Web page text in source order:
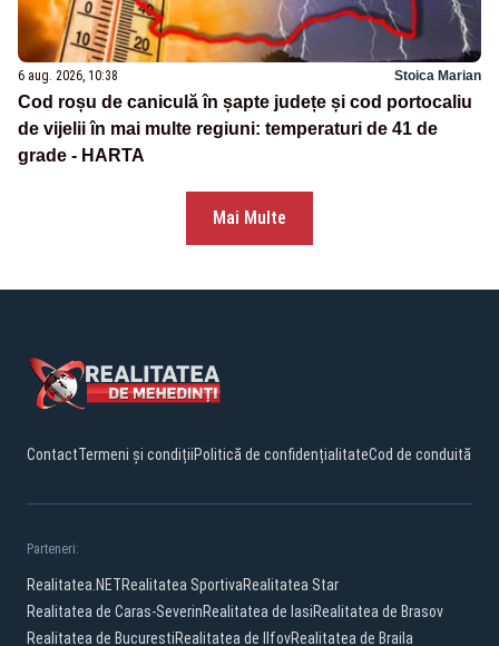
6 aug. 2026, 10:38 Stoica Marian
Cod roșu de caniculă în șapte județe și cod portocaliu
de vijelii în mai multe regiuni: temperaturi de 41 de
grade - HARTA
Mai Multe
ContactTermeni și condițiiPolitică de confidențialitateCod de conduită
Parteneri:
Realitatea.NETRealitatea SportivaRealitatea Star
Realitatea de Caras-SeverinRealitatea de IasiRealitatea de Brasov
Realitatea de BucurestiRealitatea de IlfovRealitatea de Braila